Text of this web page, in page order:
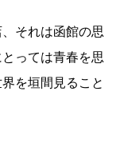
それは函館の思
っては青春を思
を垣間見ること